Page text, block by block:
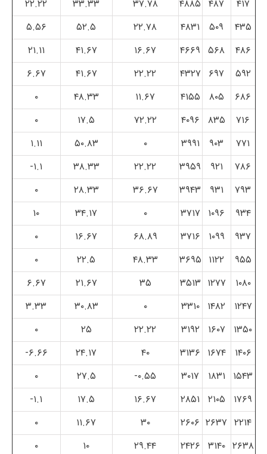
۴۱۷
۴۸۷ ۴۸۸۵ ۳۷.۷۸ ۳۳.۳۳
۲۲.۲۲
۴۳۵
۵۰۹ ۴۸۳۱ ۲۲.۷۸ ۵۲.۵
۵.۵۶
۴۸۶
۵۶۸ ۴۶۶۹ ۱۶.۶۷ ۴۱.۶۷
۲۱.۱۱
۵۹۲
۶۹۷ ۴۳۲۷ ۲۲.۲۲ ۴۱.۶۷
۶.۶۷
۶۸۶
۸۰۵ ۴۱۵۵ ۱۱.۶۷ ۴۸.۳۳
۰
۷۱۶
۸۳۵ ۴۰۹۶ ۷۲.۲۲ ۱۷.۵
۰
۷۷۱
۹۰۳ ۳۹۹۱ ۰ ۵۰.۸۳
۱.۱۱
۷۸۶
۹۲۱ ۳۹۵۹ ۲۲.۲۲ ۳۸.۳۳
۱.۱-
۷۹۳
۹۳۱ ۳۹۴۳ ۳۶.۶۷ ۲۸.۳۳
۰
۹۳۴
۱۰۹۶ ۳۷۱۷ ۰ ۳۴.۱۷
۱۰
۹۳۷
۱۰۹۹ ۳۷۱۶ ۶۸.۸۹ ۱۶.۶۷
۰
۹۵۵
۱۱۲۲ ۳۶۹۵ ۴۸.۳۳ ۲۲.۵
۰
۱۰۸۰
۱۲۷۷ ۳۵۱۳ ۳۵ ۲۱.۶۷
۶.۶۷
۱۲۴۷
۱۴۸۲ ۳۳۱۰ ۰ ۳۰.۸۳
۳.۳۳
۱۳۵۰
۱۶۰۷ ۳۱۹۲ ۲۲.۲۲ ۲۵
۰
۱۴۰۶
۱۶۷۴ ۳۱۳۶ ۴۰ ۲۴.۱۷
۶.۶۶-
۱۵۴۳ ۱۸۳۱ ۳۰۱۷ ۰.۵۵- ۲۷.۵
۰
۱۷۶۹
۲۱۰۵ ۲۸۵۱ ۱۶.۶۷ ۱۷.۵
۱.۱-
۲۲۱۴ ۲۶۳۷ ۲۶۰۶ ۳۰ ۱۱.۶۷
۰
۲۶۳۸ ۳۱۴۰ ۲۴۲۶ ۲۹.۴۴ ۱۰
۰